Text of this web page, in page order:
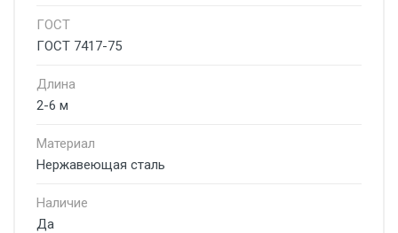
ГОСТ
ГОСТ 7417-75
Длина
2-6 м
Материал
Нержавеющая сталь
Наличие
Да